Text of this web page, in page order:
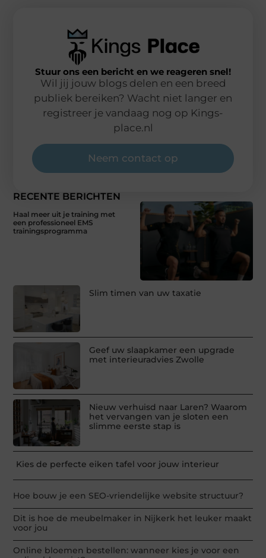
RECENTE BERICHTEN
Haal meer uit je training met
een professioneel EMS
trainingsprogramma
Slim timen van uw taxatie
Geef uw slaapkamer een upgrade
met interieuradvies Zwolle
Nieuw verhuisd naar Laren? Waarom
het vervangen van je sloten een
slimme eerste stap is
Kies de perfecte eiken tafel voor jouw interieur
Hoe bouw je een SEO-vriendelijke website structuur?
Dit is hoe de meubelmaker in Nijkerk het leuker maakt
voor jou
Online bloemen bestellen: wanneer kies je voor een
Stuur ons een bericht en we reageren snel!
Wil jij jouw blogs delen en een breed
publiek bereiken? Wacht niet langer en
registreer je vandaag nog op Kings-
place.nl
Neem contact op